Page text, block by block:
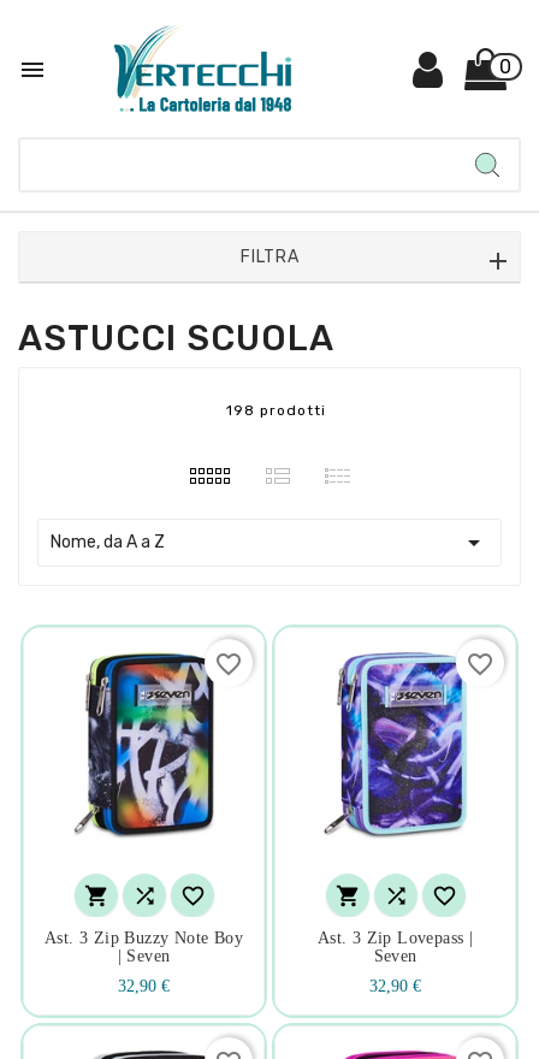
 0
FILTRA
ASTUCCI SCUOLA
198 prodotti
Nome, da A a Z 
  
Ast. 3 Zip Buzzy Note Boy
| Seven
32,90 €
favorite_border
  
Ast. 3 Zip Lovepass |
Seven
32,90 €
favorite_border